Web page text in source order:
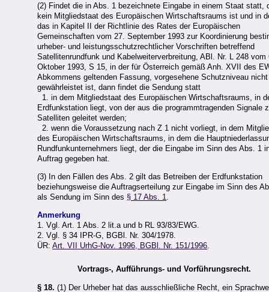
(2) Findet die in Abs. 1 bezeichnete Eingabe in einem Staat statt,
kein Mitgliedstaat des Europäischen Wirtschaftsraums ist und in
das in Kapitel II der Richtlinie des Rates der Europäischen
Gemeinschaften vom 27. September 1993 zur Koordinierung
urheber- und leistungsschutzrechtlicher Vorschriften betreffend
Satellitenrundfunk und Kabelweiterverbreitung, ABl. Nr. L 248 vom
Oktober 1993, S 15, in der für Österreich gemäß Anh. XVII des
Abkommens geltenden Fassung, vorgesehene Schutzniveau nicht
gewährleistet ist, dann findet die Sendung statt
1. in dem Mitgliedstaat des Europäischen Wirtschaftsraums, in
Erdfunkstation liegt, von der aus die programmtragenden Signale
Satelliten geleitet werden;
2. wenn die Voraussetzung nach Z 1 nicht vorliegt, in dem
des Europäischen Wirtschaftsraums, in dem die
Rundfunkunternehmers liegt, der die Eingabe im Sinn des Abs. 1
Auftrag gegeben hat.
(3) In den Fällen des Abs. 2 gilt das Betreiben der Erdfunkstation
beziehungsweise die Auftragserteilung zur Eingabe im Sinn des
als Sendung im Sinn des § 17 Abs. 1
Anmerkung
1. Vgl. Art. 1 Abs. 2 lit.a und b RL 93/83/EWG.
2. Vgl. § 34 IPR-G, BGBl. Nr. 304/1978.
ÜR:Art. VII UrhG-Nov. 1996, BGBl. Nr. 151/1996.
Vortrags-, Aufführungs- und Vorführungsrecht.
§ 18. (1) Der Urheber hat das ausschließliche Recht, ein